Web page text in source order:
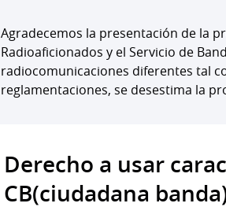
Agradecemos la presentación de la
Radioaficionados y el Servicio de
radiocomunicaciones diferentes tal
reglamentaciones, se desestima la
Derecho a usar
CB(ciudadana